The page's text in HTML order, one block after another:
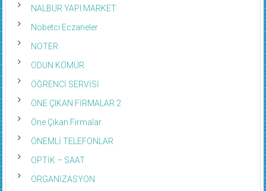
NALBUR YAPI MARKET
Nöbetci Eczaneler
NOTER
ODUN KÖMÜR
ÖĞRENCİ SERVİSİ
ÖNE ÇIKAN FİRMALAR 2
Öne Çıkan Firmalar
ÖNEMLİ TELEFONLAR
OPTİK – SAAT
ORGANİZASYON